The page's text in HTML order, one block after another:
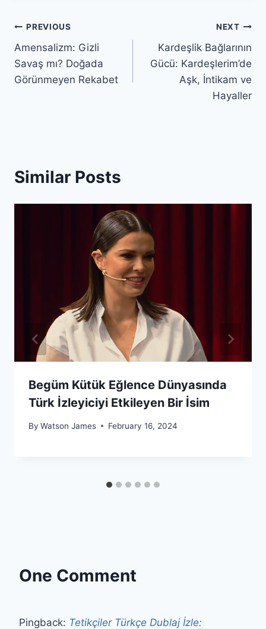
Post
navigation
PREVIOUS
Amensalizm: Gizli
Savaş mı? Doğada
Görünmeyen Rekabet
NEXT
Kardeşlik Bağlarının
Gücü: Kardeşlerim’de
Aşk, İntikam ve
Hayaller
Similar Posts
Begüm Kütük Eğlence Dünyasında
Türk İzleyiciyi Etkileyen Bir İsim
By Watson James February 16, 2024
One Comment
Pingback: Tetikçiler Türkçe Dublaj İzle: